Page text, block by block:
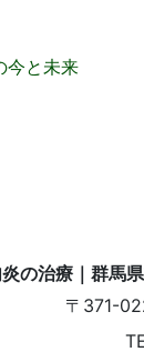
今と未来
〒371-